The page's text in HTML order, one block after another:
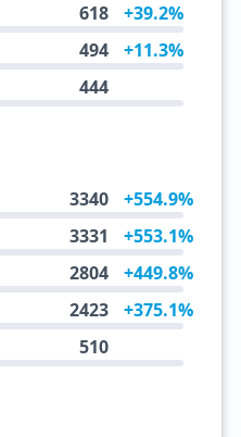
618 +39.2%
494 +11.3%
444
3340 +554.9%
3331 +553.1%
2804 +449.8%
2423 +375.1%
510